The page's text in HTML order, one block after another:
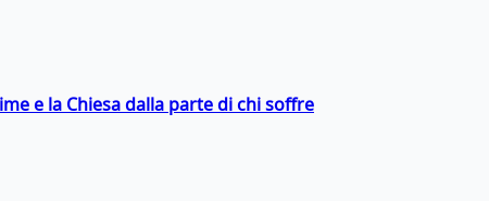
e la Chiesa dalla parte di chi soffre